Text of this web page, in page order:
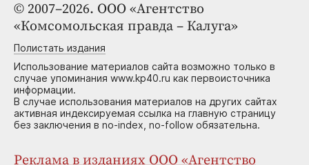
© 2007–2026. ООО «Агентство
«Комсомольская правда – Калуга»
Полистать издания
Использование материалов сайта возможно только в
случае упоминания www.kp40.ru как первоисточника
информации.
В случае использования материалов на других сайтах
активная индексируемая ссылка на главную страницу
без заключения в no-index, no-follow обязательна.
Реклама в изданиях ООО «Агентство